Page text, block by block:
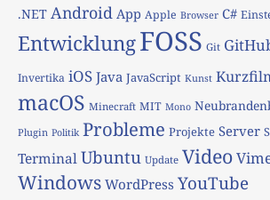
.NET Android App Apple Browser C#
EntwicklungFOSS Git
Invertika iOS Java JavaScript Kunst
macOS Minecraft MIT Mono
Plugin Politik Probleme Projekte Server
TerminalUbuntu Update Video
Windows WordPress YouTube